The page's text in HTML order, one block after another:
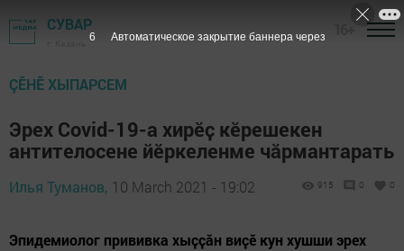
СУВАР
ÇӖНӖ ХЫПАРСЕМ
Эрех Covid-19-а хирӗҫ кӗрешекен
антителосене йӗркеленме чӑрмантарать
Илья Туманов, 10 March 2021 - 19:02 915 0 0
Эпидемиолог прививка хыҫҫӑн виҫӗ кун хушши эрех
5 Автоматическое закрытие баннера через